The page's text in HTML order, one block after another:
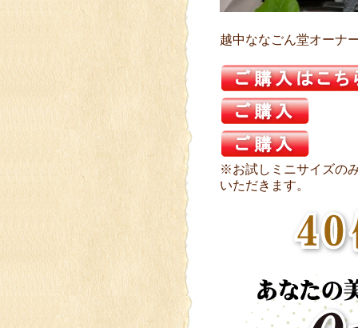
越中ななごん堂オーナ
※お試しミニサイズの
いただきます。